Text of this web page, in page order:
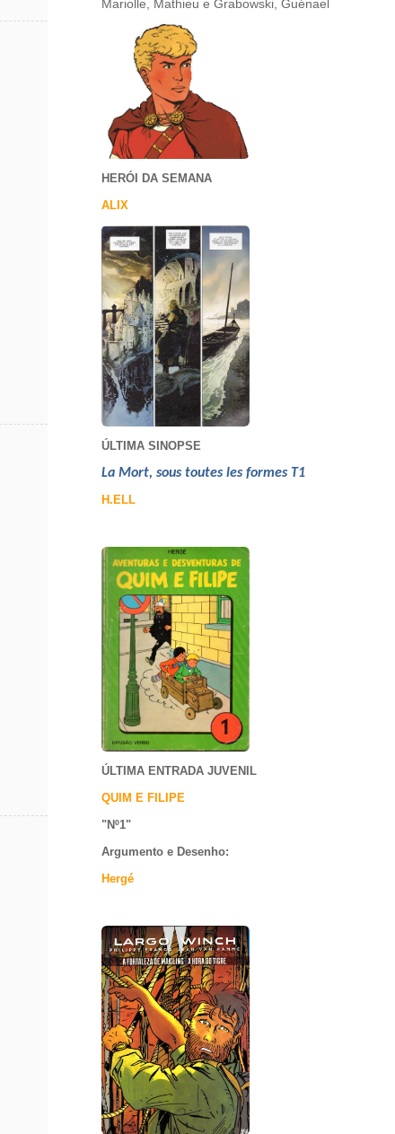
Mariolle, Mathieu e Grabowski, Guénael
HERÓI DA SEMANA
ALIX
ÚLTIMA SINOPSE
La Mort, sous toutes les formes T1
H.ELL
ÚLTIMA ENTRADA JUVENIL
QUIM E FILIPE
"Nº1"
Argumento e Desenho:
Hergé